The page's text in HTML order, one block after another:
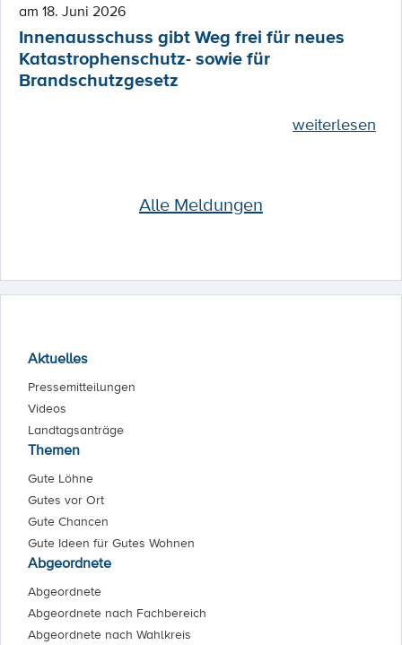
am 18. Juni 2026
Innenausschuss gibt Weg frei für neues
Katastrophenschutz- sowie für
Brandschutzgesetz
weiterlesen
Alle Meldungen
Aktuelles
Pressemitteilungen
Videos
Landtagsanträge
Themen
Gute Löhne
Gutes vor Ort
Gute Chancen
Gute Ideen für Gutes Wohnen
Abgeordnete
Abgeordnete
Abgeordnete nach Fachbereich
Abgeordnete nach Wahlkreis